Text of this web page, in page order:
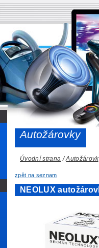
Autožárovky
Úvodní strana /
zpět na seznam
NEOLUX